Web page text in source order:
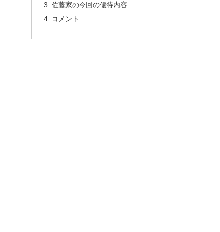
佐藤家の今回の優待内容
コメント